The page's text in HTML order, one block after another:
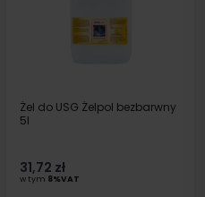
Żel do USG Żelpol bezbarwny
5l
31,72 zł
w tym 8%VAT